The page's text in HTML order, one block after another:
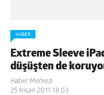
HABER
Extreme Sleeve
düşüşten de
Haber Merkezi
25 Nisan 2011 18:03